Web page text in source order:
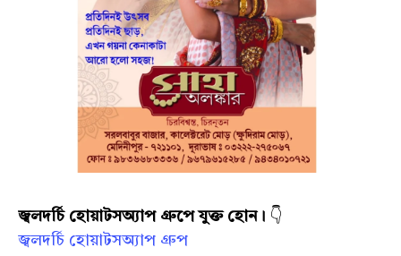
জ্বলদর্চি হোয়াটসঅ্যাপ গ্রুপে যুক্ত হোন। 👇
জ্বলদর্চি হোয়াটসঅ্যাপ গ্রুপ